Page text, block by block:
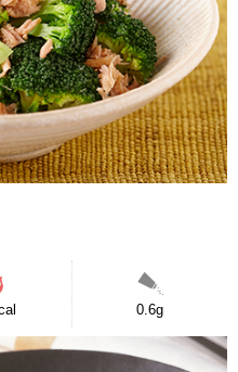
0.6g